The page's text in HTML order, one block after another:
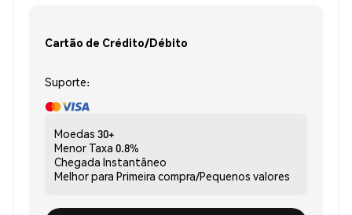
Cartão de Crédito/Débito
Suporte:
Moedas 30+
Menor Taxa 0.8%
Chegada Instantâneo
Melhor para Primeira compra/Pequenos valores